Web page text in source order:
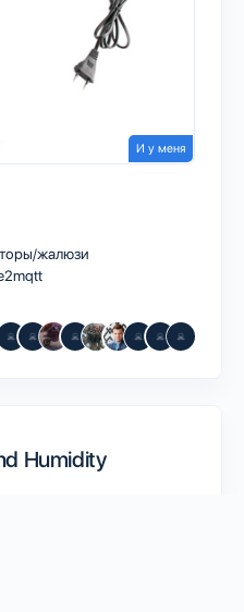
И у меня
жалюзи
Humidity